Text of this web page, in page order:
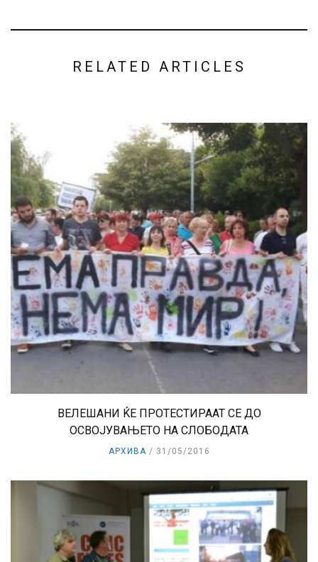
RELATED ARTICLES
ВЕЛЕШАНИ ЌЕ ПРОТЕСТИРААТ СЕ ДО
ОСВОЈУВАЊЕТО НА СЛОБОДАТА
АРХИВА 31/05/2016